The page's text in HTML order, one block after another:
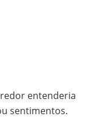
entenderia
sentimentos.